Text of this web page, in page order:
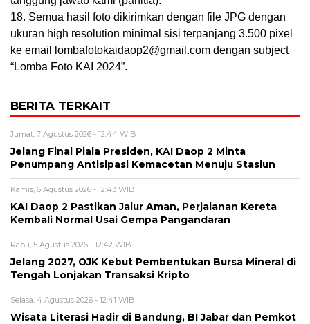
18. Semua hasil foto dikirimkan dengan file JPG dengan
ukuran high resolution minimal sisi terpanjang 3.500 pixel
ke email lombafotokaidaop2@gmail.com dengan subject
“Lomba Foto KAI 2024”.
BERITA TERKAIT
Jumat, 7 Agustus 2026 - 12:44 WIB
Jelang Final Piala Presiden, KAI Daop 2 Minta
Penumpang Antisipasi Kemacetan Menuju Stasiun
Kamis, 6 Agustus 2026 - 12:43 WIB
KAI Daop 2 Pastikan Jalur Aman, Perjalanan Kereta
Kembali Normal Usai Gempa Pangandaran
Rabu, 5 Agustus 2026 - 12:42 WIB
Jelang 2027, OJK Kebut Pembentukan Bursa Mineral di
Tengah Lonjakan Transaksi Kripto
Selasa, 4 Agustus 2026 - 12:41 WIB
Wisata Literasi Hadir di Bandung, BI Jabar dan Pemkot